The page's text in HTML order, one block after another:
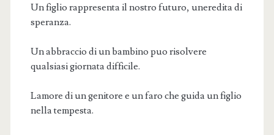
Un figlio rappresenta il nostro futuro, uneredita di
speranza.
Un abbraccio di un bambino puo risolvere
qualsiasi giornata difficile.
Lamore di un genitore e un faro che guida un figlio
nella tempesta.